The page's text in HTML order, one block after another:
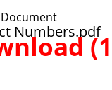
Numbers.pdf